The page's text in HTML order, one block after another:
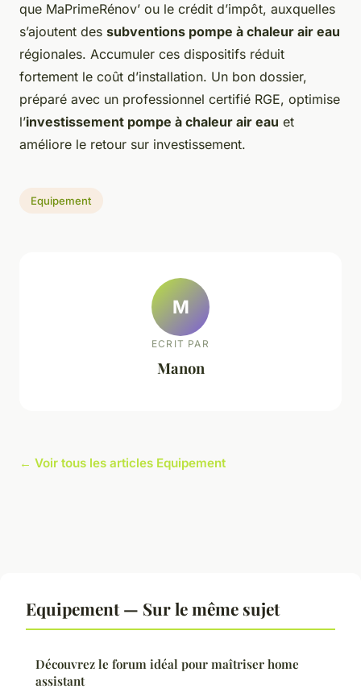
que MaPrimeRénov’ ou le crédit d’impôt, auxquelles
s’ajoutent des subventions pompe à chaleur air eau
régionales. Accumuler ces dispositifs réduit
fortement le coût d’installation. Un bon dossier,
préparé avec un professionnel certifié RGE, optimise
l’investissement pompe à chaleur air eau et
améliore le retour sur investissement.
Equipement
M
ECRIT PAR
Manon
← Voir tous les articles Equipement
Equipement — Sur le même sujet
Découvrez le forum idéal pour maîtriser home
assistant